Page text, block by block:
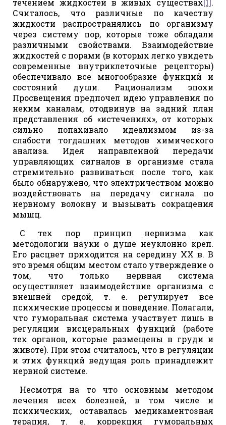
Считалось, что различные по качеству
жидкости распространялись по организму
через систему пор, которые тоже обладали
различными свойствами. Взаимодействие
жидкостей с порами (в которых легко увидеть
современные внутриклеточные рецепторы)
обеспечивало все многообразие функций и
состояний души. Рационализм эпохи
Просвещения предпочел идею управления по
неким каналам, отодвинув на задний план
представления об «истечениях», от которых
сильно попахивало идеализмом из-за
слабости тогдашних методов химического
анализа. Идея направленной передачи
управляющих сигналов в организме стала
стремительно развиваться после того, как
было обнаружено, что электричеством можно
воздействовать на передачу сигнала по
нервному волокну и вызывать сокращения
мышц.
С тех пор принцип нервизма как
методологии науки о душе неуклонно креп.
Его расцвет приходится на середину ХХ в. В
это время общим местом стало утверждение о
том, что только нервная система
осуществляет взаимодействие организма с
внешней средой, т. е. регулирует все
психические процессы и поведение. Полагали,
что гуморальная система участвует лишь в
регуляции висцеральных функций (работе
тех органов, которые размещены в груди и
животе). При этом считалось, что в регуляции
и этих функций ведущая роль принадлежит
нервной системе.
Несмотря на то что основным методом
лечения всех болезней, в том числе и
психических, оставалась медикаментозная
терапия, т. е. коррекция гуморальных